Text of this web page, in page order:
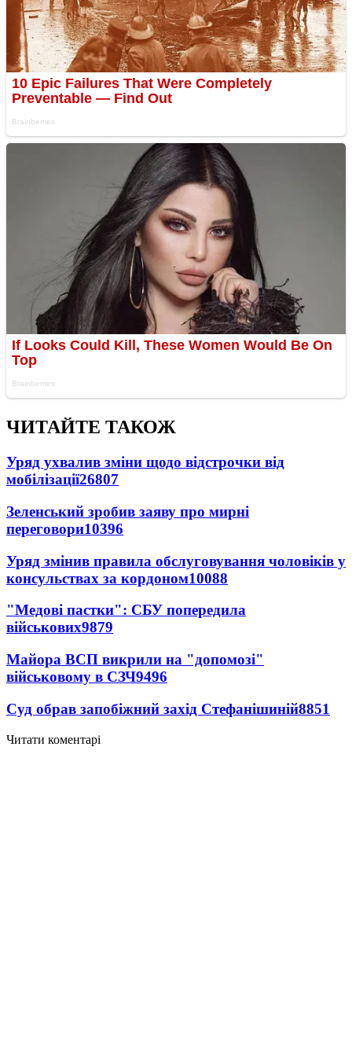
ЧИТАЙТЕ ТАКОЖ
Уряд ухвалив зміни щодо відстрочки від
мобілізації26807
Зеленський зробив заяву про мирні
переговори10396
Уряд змінив правила обслуговування чоловіків у
консульствах за кордоном10088
"Медові пастки": СБУ попередила
військових9879
Майора ВСП викрили на "допомозі"
військовому в СЗЧ9496
Суд обрав запобіжний захід Стефанішиній8851
Читати коментарі